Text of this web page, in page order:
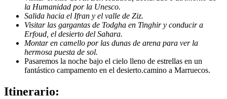
la Humanidad por la Unesco.
Salida hacia el Ifran y el valle de Ziz.
Visitar las gargantas de Todgha en Tinghir y conducir a
Erfoud, el desierto del Sahara.
Montar en camello por las dunas de arena para ver la
hermosa puesta de sol.
Pasaremos la noche bajo el cielo lleno de estrellas en un
fantástico campamento en el desierto.camino a Marruecos.
Itinerario: